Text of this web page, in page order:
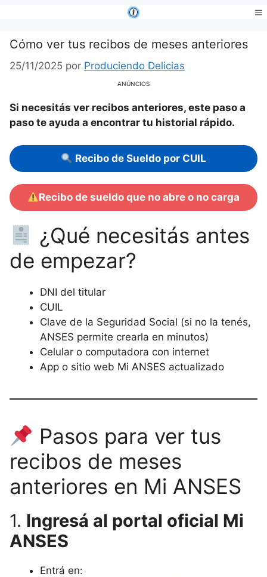
contenido
Cómo ver tus recibos de meses anteriores
25/11/2025 por Produciendo Delicias
ANÚNCIOS
Si necesitás ver recibos anteriores, este paso a
paso te ayuda a encontrar tu historial rápido.
Recibo de Sueldo por CUIL
Recibo de sueldo que no abre o no carga
¿Qué necesitás antes
de empezar?
DNI del titular
CUIL
Clave de la Seguridad Social (si no la tenés,
ANSES permite crearla en minutos)
Celular o computadora con internet
App o sitio web Mi ANSES actualizado
Pasos para ver tus
recibos de meses
anteriores en Mi ANSES
1. Ingresá al portal oficial Mi
ANSES
Entrá en: